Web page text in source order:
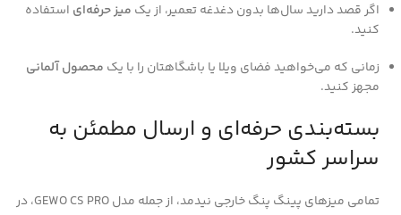
اگر قصد دارید سال‌ها بدون دغدغه تعمیر، از یک میز حرفه‌ای استفاده
کنید.
زمانی که می‌خواهید فضای ویلا یا باشگاهتان را با یک محصول آلمانی
مجهز کنید.
بسته‌بندی حرفه‌ای و ارسال مطمئن به
سراسر کشور
تمامی میزهای پینگ پنگ خارجی نیدمد، از جمله مدل GEWO CS PRO، در